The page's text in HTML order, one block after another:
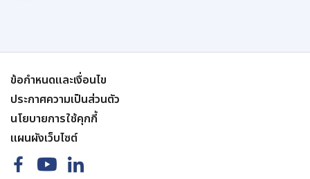
ข้อกำหนดและเงื่อนไข
ประกาศความเป็นส่วนตัว
นโยบายการใช้คุกกี้
แผนผังเว็บไซต์